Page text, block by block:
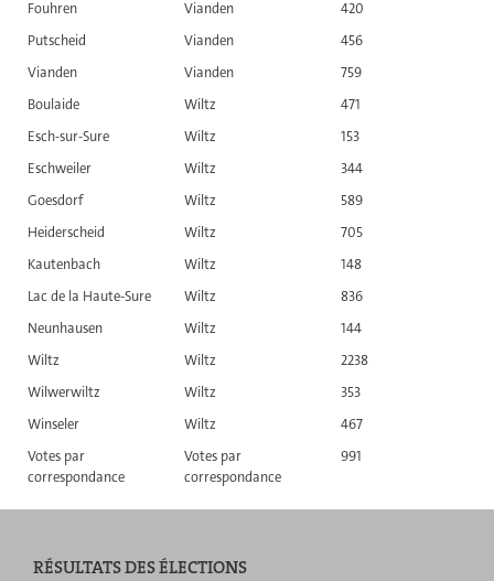
Fouhren
Vianden
420
Putscheid
Vianden
456
Vianden
Vianden
759
Boulaide
Wiltz
471
Esch-sur-Sure
Wiltz
153
Eschweiler
Wiltz
344
Goesdorf
Wiltz
589
Heiderscheid
Wiltz
705
Kautenbach
Wiltz
148
Lac de la Haute-Sure
Wiltz
836
Neunhausen
Wiltz
144
Wiltz
Wiltz
2238
Wilwerwiltz
Wiltz
353
Winseler
Wiltz
467
Votes par
correspondance
Votes par
correspondance
991
RÉSULTATS DES ÉLECTIONS